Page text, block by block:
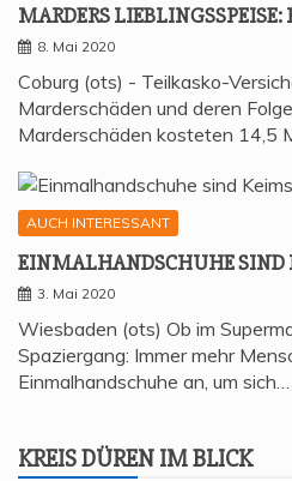
MAR­DERS
8. Mai 2020
Coburg (ots) - Teilkasko-
Marderschäden und deren
Marderschäden kosteten 14,5
AUCH INTERESSANT
EIN­MAL­HAND­SCHU­HE SIND
3. Mai 2020
Wiesbaden (ots) Ob im
Spaziergang: Immer mehr
Einmalhandschuhe an, um sich…
KREIS DÜREN IM BLICK